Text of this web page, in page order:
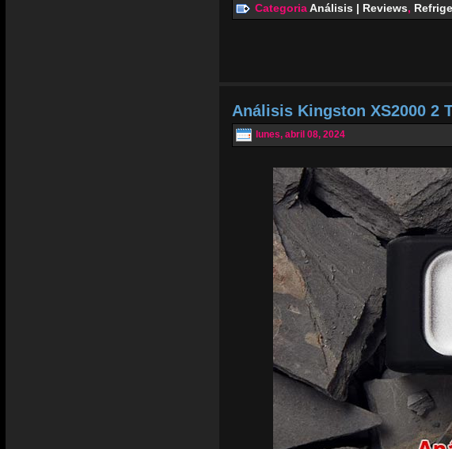
CategoriaAnálisis | Reviews,
Análisis Kingston XS2000 2
lunes, abril 08, 2024